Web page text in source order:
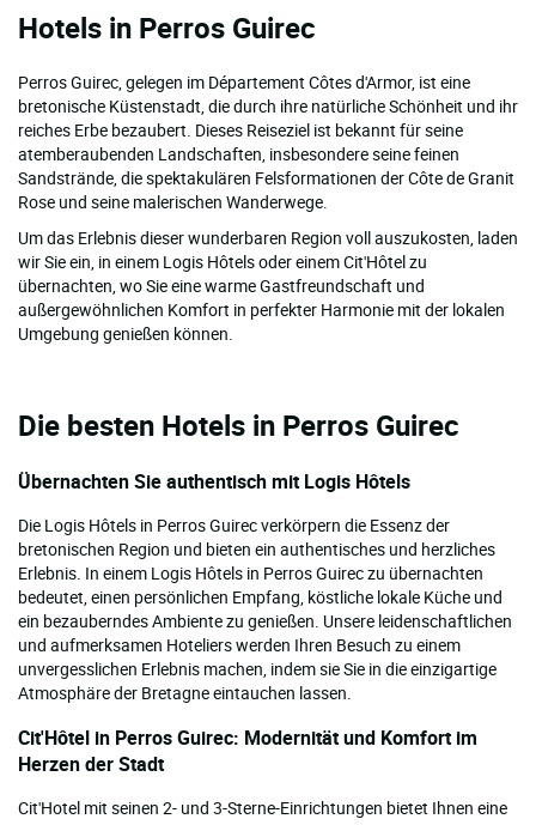
Hotels in Perros Guirec
Perros Guirec, gelegen im Département Côtes d'Armor, ist eine
bretonische Küstenstadt, die durch ihre natürliche Schönheit und ihr
reiches Erbe bezaubert. Dieses Reiseziel ist bekannt für seine
atemberaubenden Landschaften, insbesondere seine feinen
Sandstrände, die spektakulären Felsformationen der Côte de Granit
Rose und seine malerischen Wanderwege.
Um das Erlebnis dieser wunderbaren Region voll auszukosten, laden
wir Sie ein, in einem Logis Hôtels oder einem Cit'Hôtel zu
übernachten, wo Sie eine warme Gastfreundschaft und
außergewöhnlichen Komfort in perfekter Harmonie mit der lokalen
Umgebung genießen können.
Die besten Hotels in Perros Guirec
Übernachten Sie authentisch mit Logis Hôtels
Die Logis Hôtels in Perros Guirec verkörpern die Essenz der
bretonischen Region und bieten ein authentisches und herzliches
Erlebnis. In einem Logis Hôtels in Perros Guirec zu übernachten
bedeutet, einen persönlichen Empfang, köstliche lokale Küche und
ein bezauberndes Ambiente zu genießen. Unsere leidenschaftlichen
und aufmerksamen Hoteliers werden Ihren Besuch zu einem
unvergesslichen Erlebnis machen, indem sie Sie in die einzigartige
Atmosphäre der Bretagne eintauchen lassen.
Cit'Hôtel in Perros Guirec: Modernität und Komfort im
Herzen der Stadt
Cit'Hotel mit seinen 2- und 3-Sterne-Einrichtungen bietet Ihnen eine